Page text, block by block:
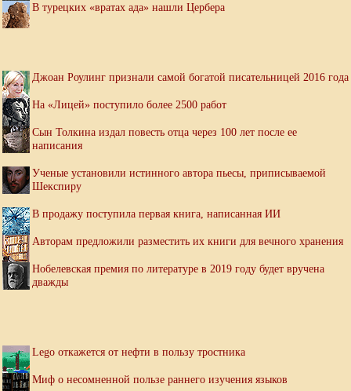
В турецких «вратах ада» нашли Цербера
Джоан Роулинг признали самой богатой писательницей 2016 года
На «Лицей» поступило более 2500 работ
Сын Толкина издал повесть отца через 100 лет после ее
написания
Ученые установили истинного автора пьесы, приписываемой
Шекспиру
В продажу поступила первая книга, написанная ИИ
Авторам предложили разместить их книги для вечного хранения
Нобелевская премия по литературе в 2019 году будет вручена
дважды
Lego откажется от нефти в пользу тростника
Миф о несомненной пользе раннего изучения языков